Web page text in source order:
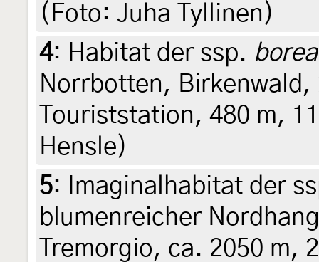
(Foto: Juha Tyllinen)
4: Habitat der ssp.
Norrbotten,
Touriststation, 480 m,
Hensle)
5:
Imaginalhabitat der
blumenreicher
Tremorgio, ca. 2050